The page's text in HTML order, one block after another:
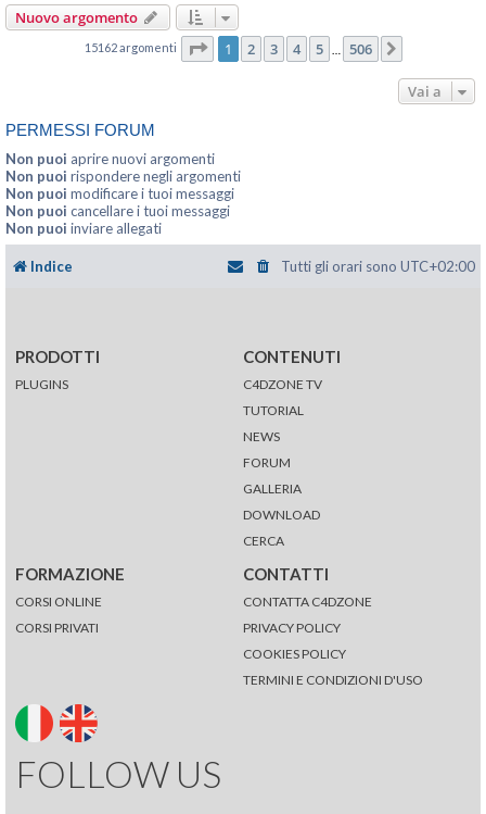
Nuovo argomento
15162 argomenti Pagina di 506
1 2 3 4 5 506
Vai a
PERMESSI FORUM
Non puoi aprire nuovi argomenti
Non puoi rispondere negli argomenti
Non puoi modificare i tuoi messaggi
Non puoi cancellare i tuoi messaggi
Non puoi inviare allegati
Indice Tutti gli orari sono UTC+02:00
PRODOTTI
PLUGINS
CONTENUTI
C4DZONE TV
TUTORIAL
NEWS
FORUM
GALLERIA
DOWNLOAD
CERCA
FORMAZIONE
CORSI ONLINE
CORSI PRIVATI
CONTATTI
CONTATTA C4DZONE
PRIVACY POLICY
COOKIES POLICY
TERMINI E CONDIZIONI D'USO
FOLLOW US